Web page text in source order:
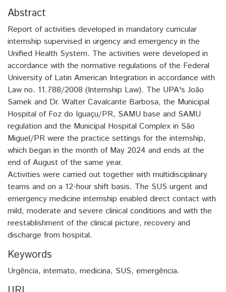
Abstract
Report of activities developed in mandatory curricular
internship supervised in urgency and emergency in the
Unified Health System. The activities were developed in
accordance with the normative regulations of the Federal
University of Latin American Integration in accordance with
Law no. 11.788/2008 (Internship Law). The UPA's João
Samek and Dr. Walter Cavalcante Barbosa, the Municipal
Hospital of Foz do Iguaçu/PR, SAMU base and SAMU
regulation and the Municipal Hospital Complex in São
Miguel/PR were the practice settings for the internship,
which began in the month of May 2024 and ends at the
end of August of the same year.
Activities were carried out together with multidisciplinary
teams and on a 12-hour shift basis. The SUS urgent and
emergency medicine internship enabled direct contact with
mild, moderate and severe clinical conditions and with the
reestablishment of the clinical picture, recovery and
discharge from hospital.
Keywords
Urgência, internato, medicina, SUS, emergência.